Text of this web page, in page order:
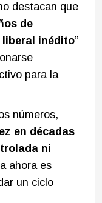
destacan que
de
inédito”
para la
números,
en décadas
ni
ahora es
un ciclo